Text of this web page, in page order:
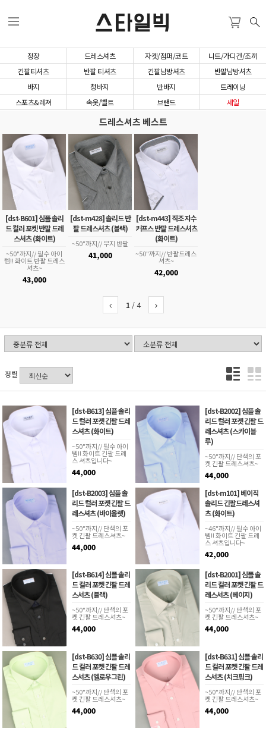
스타일빅
정장 드레스셔츠 자켓/점퍼/코트
니트/가디건/조끼
긴팔티셔츠
반팔 티셔츠 긴팔남방셔츠
반팔남방셔츠
바지
청바지 반바지
트레이닝
스포츠&레져
속옷/벨트 브랜드 세일
드레스셔츠 베스트
[dst-B601] 심플 솔리
드 컬러 포켓 반팔 드레
스셔츠 (화이트)
~50"까지// 필수 아이
템!! 화이트 반팔 드레스
셔츠~
43,000
[dst-m428] 솔리드 반
팔 드레스셔츠 (블랙)
~50"까지// 무지 반팔
41,000
[dst-m443] 직조 자수
커프스 반팔 드레스셔츠
(화이트)
~50"까지// 반팔드레스
셔츠~
42,000
1 /4
정렬
[dst-B613] 심플 솔리
드 컬러 포켓 긴팔 드레
스셔츠 (화이트)
~50"까지// 필수 아이
템!! 화이트 긴팔 드레
스 셔츠입니다~
44,000
[dst-B2002] 심플 솔
리드 컬러 포켓 긴팔 드
레스셔츠 (스카이블
루)
~50"까지// 단색의 포
켓 긴팔 드레스셔츠~
44,000
[dst-B2003] 심플 솔
리드 컬러 포켓 긴팔 드
레스셔츠 (바이올렛)
~50"까지// 단색의 포
켓 긴팔 드레스셔츠~
44,000
[dst-m101] 베이직
솔리드 긴팔드레스셔
츠 (화이트)
~46"까지// 필수 아이
템!! 화이트 긴팔 드레
스 셔츠입니다~
42,000
[dst-B614] 심플 솔리
드 컬러 포켓 긴팔 드레
스셔츠 (블랙)
~50"까지// 단색의 포
켓 긴팔 드레스셔츠~
44,000
[dst-B2001] 심플 솔
리드 컬러 포켓 긴팔 드
레스셔츠 (베이지)
~50"까지// 단색의 포
켓 긴팔 드레스셔츠~
44,000
[dst-B630] 심플 솔리
드 컬러 포켓 긴팔 드레
스셔츠 (엘로우그린)
~50"까지// 단색의 포
켓 긴팔 드레스셔츠~
44,000
[dst-B631] 심플 솔리
드 컬러 포켓 긴팔 드레
스셔츠 (치크핑크)
~50"까지// 단색의 포
켓 긴팔 드레스셔츠~
44,000